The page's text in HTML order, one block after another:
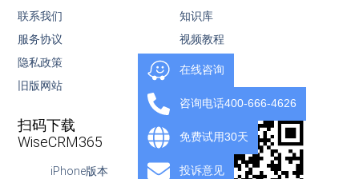
知识库
视频教程
下载
联系我们
服务协议
隐私政策
旧版网站
扫码下载
WiseCRM365
iPhone版本
在线咨询
咨询电话400-666-4626
免费试用30天
投诉意见